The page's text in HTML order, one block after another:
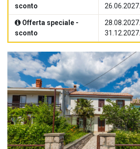
sconto
26.06.2027.
Offerta speciale -
sconto
31.12.2027.